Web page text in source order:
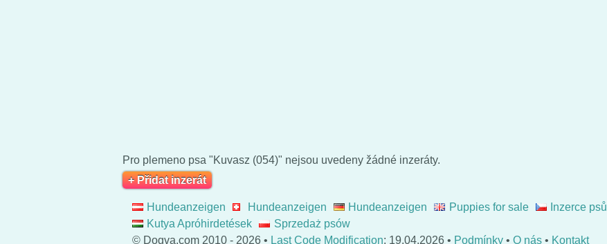
Pro plemeno psa "Kuvasz (054)" nejsou uvedeny žádné inzeráty.
+ Přidat inzerát
Hundeanzeigen Hundeanzeigen Hundeanzeigen Puppies for sale Inzerce psů
Kutya Apróhirdetések
Sprzedaż psów
© Dogva.com 2010 - 2026 • Last Code Modification: 19.04.2026 • Podmínky • O nás • Kontakt